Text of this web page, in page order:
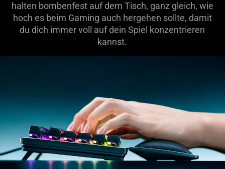
halten bombenfest auf dem Tisch, ganz gleich, wie
hoch es beim Gaming auch hergehen sollte, damit
du dich immer voll auf dein Spiel konzentrieren
kannst.